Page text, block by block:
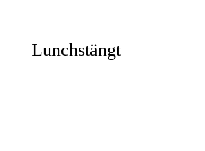
Lunchstängt